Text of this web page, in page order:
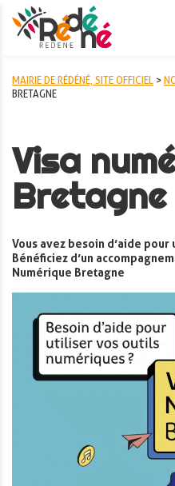
MAIRIE DE RÉDÉNÉ, SITE OFFICIEL >
BRETAGNE
Visa
Bretagne
Vous avez besoin d’aide
Bénéficiez d’un
Numérique Bretagne